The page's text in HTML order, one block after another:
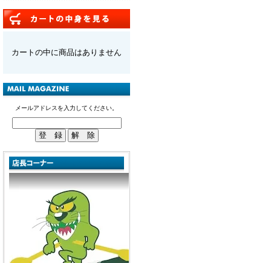
カートの中に商品はありません
メールアドレスを入力してください。